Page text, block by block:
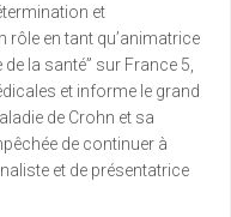
et
rôle en tant qu’animatrice
la santé” sur France 5,
et informe le grand
de Crohn et sa
de continuer à
et de présentatrice